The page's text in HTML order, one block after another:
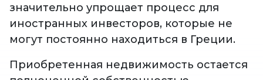
значительно упрощает процесс для
иностранных инвесторов, которые не
могут постоянно находиться в Греции.
Приобретенная недвижимость остается